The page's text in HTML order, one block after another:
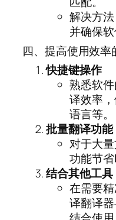
解决方
并确保软
四、提高使用效率
快捷键操作
熟悉软
译效率
语言等。
批量翻译功能
对于大
功能节省
结合其他工具
在需要
译翻译